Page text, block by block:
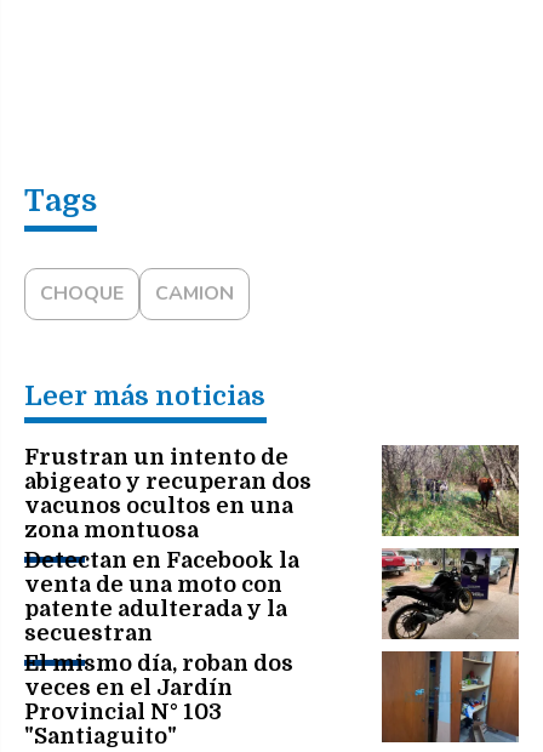
CHOQUE CAMION
Leer más noticias
Frustran un intento de
abigeato y recuperan dos
vacunos ocultos en una
zona montuosa
Detectan en Facebook la
venta de una moto con
patente adulterada y la
secuestran
El mismo día, roban dos
veces en el Jardín
Provincial N° 103
"Santiaguito"